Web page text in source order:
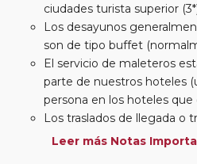
ciudades turista superior
Los desayunos
son de tipo buffet
El servicio de maleteros
parte de nuestros hoteles
persona en los hoteles
Los traslados de llegada o
estarán incluidos según
Leer más Notas